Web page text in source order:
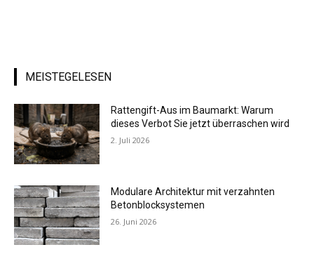
MEISTEGELESEN
Rattengift-Aus im Baumarkt: Warum
dieses Verbot Sie jetzt überraschen wird
2. Juli 2026
Modulare Architektur mit verzahnten
Betonblocksystemen
26. Juni 2026